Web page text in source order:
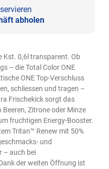
abholen
Kst. 0,6l transparent. Ob
– die Total Color ONE
ONE Top-Verschluss
schliessen und tragen –
Frischekick sorgt das
Zitrone oder Minze
fruchtigen Energy-Booster.
Tritan™ Renew mit 50%
und
– auch bei
der weiten Öffnung ist